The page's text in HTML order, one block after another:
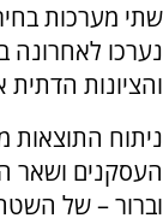
נערכו לאחרונה
והציונות
ניתוח התוצאות
העסקנים ושאר
וברור – של